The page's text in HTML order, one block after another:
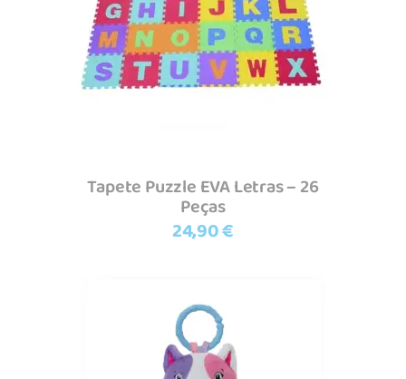
Ler mais
Tapete Puzzle EVA Letras – 26
Peças
24,90€